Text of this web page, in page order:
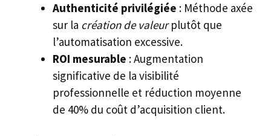
Authenticité privilégiée : Méthode axée
sur la création de valeurplutôt que
l’automatisation excessive.
ROI mesurable : Augmentation
significative de la visibilité
professionnelle et réduction moyenne
de 40% du coût d’acquisition client.